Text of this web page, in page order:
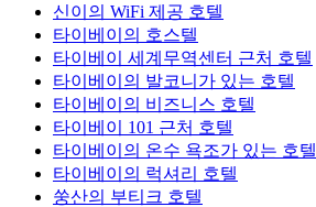
신이의 WiFi 제공 호텔
타이베이의 호스텔
타이베이 세계무역센터 근처 호텔
타이베이의 발코니가 있는 호텔
타이베이의 비즈니스 호텔
타이베이 101 근처 호텔
타이베이의 온수 욕조가 있는 호텔
타이베이의 럭셔리 호텔
쑹산의 부티크 호텔